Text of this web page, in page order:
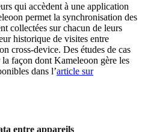
qui accèdent à une application
permet la synchronisation des
collectées sur chacun de leurs
historique de visites entre
cross-device. Des études de cas
façon dont Kameleoon gère les
dans l’article sur
entre appareils